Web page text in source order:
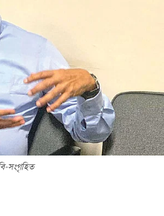
সংগৃহিত